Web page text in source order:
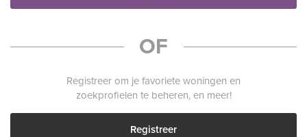
OF
Registreer om je favoriete woningen en
zoekprofielen te beheren, en meer!
Registreer